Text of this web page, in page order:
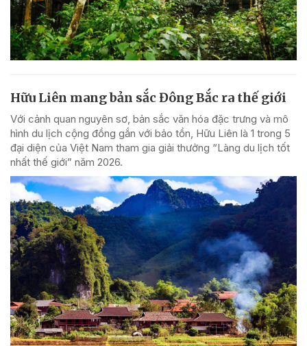
Hữu Liên mang bản sắc Đông Bắc ra thế giới
Với cảnh quan nguyên sơ, bản sắc văn hóa đặc trưng và mô
hình du lịch cộng đồng gắn với bảo tồn, Hữu Liên là 1 trong 5
đại diện của Việt Nam tham gia giải thưởng “Làng du lịch tốt
nhất thế giới” năm 2026.